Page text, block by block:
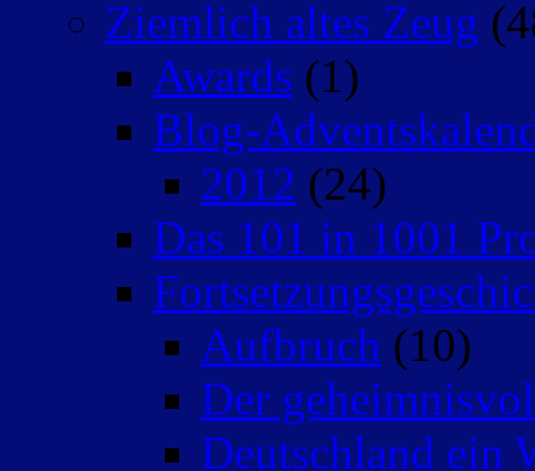
Ziemlich altes Zeug
Awards (1)
Blog-
2012 (24)
Das 101 in 1001
Aufbruch (10)
Der
Deutschland ein